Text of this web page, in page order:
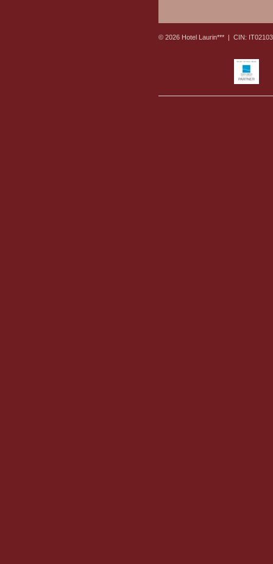
© 2026 Hotel Laurin*** | CIN: